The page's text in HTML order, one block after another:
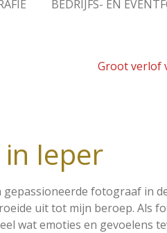
BEDRIJFS- EN
Groot verlof
Ieper
fotograaf in
uit tot mijn beroep. Als
wat emoties en gevoelens